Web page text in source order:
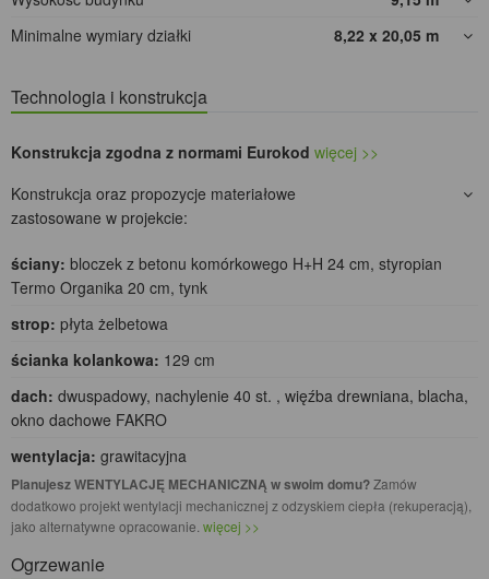
Minimalne wymiary działki
8,22 x 20,05 m
Technologia i konstrukcja
Konstrukcja zgodna z normami Eurokod więcej >>
Konstrukcja oraz propozycje materiałowe
zastosowane w projekcie:
ściany: bloczek z betonu komórkowego H+H 24 cm, styropian
Termo Organika 20 cm, tynk
strop: płyta żelbetowa
ścianka kolankowa: 129 cm
dach: dwuspadowy, nachylenie 40 st. , więźba drewniana, blacha,
okno dachowe FAKRO
wentylacja: grawitacyjna
Planujesz WENTYLACJĘ MECHANICZNĄ w swoim domu?Zamów
dodatkowo projekt wentylacji mechanicznej z odzyskiem ciepła (rekuperacją),
jako alternatywne opracowanie. więcej >>
Ogrzewanie